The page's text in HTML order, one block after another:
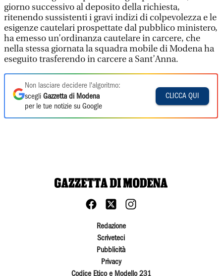
giorno successivo al deposito della richiesta,
ritenendo sussistenti i gravi indizi di colpevolezza e le
esigenze cautelari prospettate dal pubblico ministero,
ha emesso un’ordinanza cautelare in carcere, che
nella stessa giornata la squadra mobile di Modena ha
eseguito trasferendo in carcere a Sant’Anna.
Non lasciare decidere l'algoritmo:
scegli Gazzetta di Modena
per le tue notizie su Google
CLICCA QUI
Redazione
Scriveteci
Pubblicità
Privacy
Codice Etico e Modello 231